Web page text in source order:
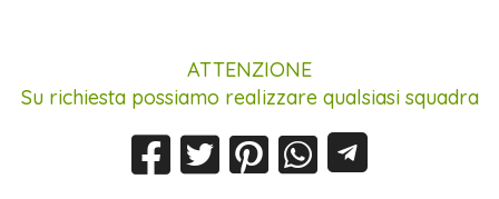
ATTENZIONE
Su richiesta possiamo realizzare qualsiasi squadra